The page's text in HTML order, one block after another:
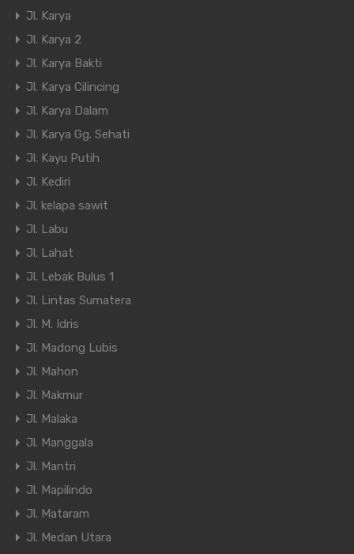
Jl. Karya
Jl. Karya 2
Jl. Karya Bakti
Jl. Karya Cilincing
Jl. Karya Dalam
Jl. Karya Gg. Sehati
Jl. Kayu Putih
Jl. Kediri
Jl. kelapa sawit
Jl. Labu
Jl. Lahat
Jl. Lebak Bulus 1
Jl. Lintas Sumatera
Jl. M. Idris
Jl. Madong Lubis
Jl. Mahon
Jl. Makmur
Jl. Malaka
Jl. Manggala
Jl. Mantri
Jl. Mapilindo
Jl. Mataram
Jl. Medan Utara